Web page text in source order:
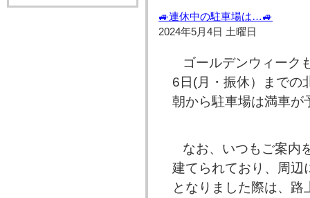
🚙連休中の駐車場は…🚙
2024年5月4日 土曜日
ゴールデンウィーク
6日(月・振休）までの
朝から駐車場は満車が
なお、いつもご案内
建てられており、周辺
となりました際は、